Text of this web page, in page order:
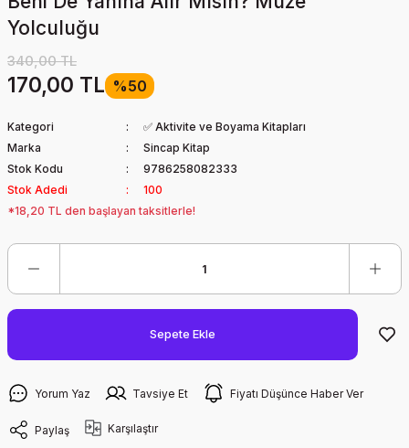
Yolculuğu
340,00 TL
170,00 TL %50
Kategori
✅ Aktivite ve Boyama Kitapları
Marka
Sincap Kitap
Stok Kodu
9786258082333
Stok Adedi
100
*18,20 TL den başlayan taksitlerle!
Sepete Ekle
Yorum Yaz Tavsiye Et Fiyatı Düşünce Haber Ver
Paylaş Karşılaştır